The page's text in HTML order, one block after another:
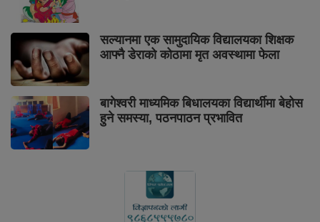
सल्यानमा एक सामुदायिक विद्यालयका शिक्षक
आफ्नै डेराको कोठामा मृत अवस्थामा फेला
बागेश्वरी माध्यमिक बिधालयका विद्यार्थीमा बेहोस
हुने समस्या, पठनपाठन प्रभावित